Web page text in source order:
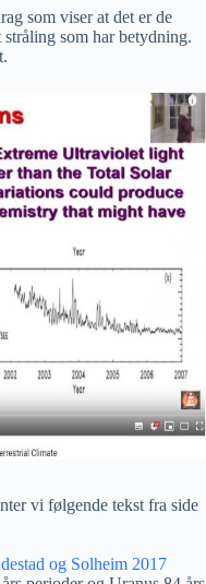
som viser at det er de
som har betydning.
vi følgende tekst fra side
og Solheim 2017